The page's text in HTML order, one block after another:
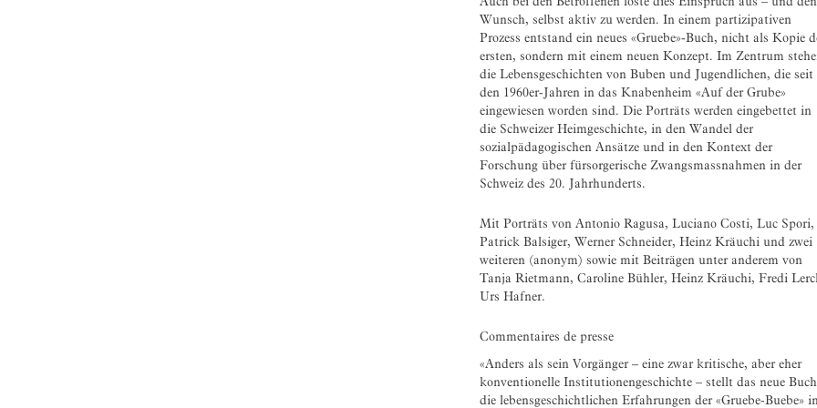
Wunsch, selbst aktiv zu werden. In einem partizipativen
Prozess entstand ein neues «Gruebe»-Buch, nicht als Kopie
ersten, sondern mit einem neuen Konzept. Im Zentrum
die Lebensgeschichten von Buben und Jugendlichen, die seit
den 1960er-Jahren in das Knabenheim «Auf der Grube»
eingewiesen worden sind. Die Porträts werden eingebettet in
die Schweizer Heimgeschichte, in den Wandel der
sozialpädagogischen Ansätze und in den Kontext der
Forschung über fürsorgerische Zwangsmassnahmen in der
Schweiz des 20. Jahrhunderts.
Mit Porträts von Antonio Ragusa, Luciano Costi, Luc Spori,
Patrick Balsiger, Werner Schneider, Heinz Kräuchi und zwei
weiteren (anonym) sowie mit Beiträgen unter anderem von
Tanja Rietmann, Caroline Bühler, Heinz Kräuchi, Fredi
Urs Hafner.
Commentaires de presse
«Anders als sein Vorgänger – eine zwar kritische, aber eher
konventionelle Institutionengeschichte – stellt das neue Buch
die lebensgeschichtlichen Erfahrungen der «Gruebe-Buebe» in